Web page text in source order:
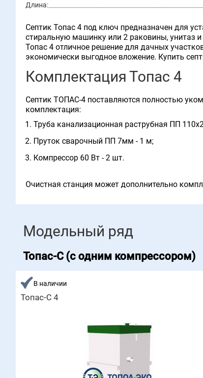
Длина:
Септик Топас 4 под ключ предназначен для
стиральную машинку или 2 раковины, унитаз
Топас 4 отличное решение для дачных
экономически выгодное вложение. Купить
Комплектация Топас 4
Септик ТОПАС-4 поставляются полностью
комплектация:
Труба канализационная раструбная ПП
Пруток сварочный ПП 7мм - 1 м;
Компрессор 60 Вт - 2 шт.
Очистная станция может дополнительно
Модельный ряд
Топас-С (с одним компрессором)
В наличии
Топас-С 4